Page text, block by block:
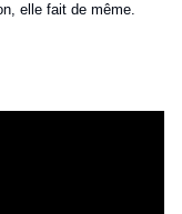
elle fait de même.